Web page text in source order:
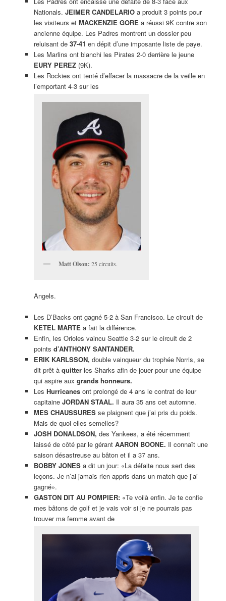
Nationals. JEIMER CANDELARIOa produit 3 points pour
les visiteurs et MACKENZIE GORE a réussi 9K contre son
ancienne équipe. Les Padres montrent un dossier peu
reluisant de 37-41 en dépit d’une imposante liste de paye.
Les Marlins ont blanchi les Pirates 2-0 derrière le jeune
EURY PEREZ(9K).
Les Rockies ont tenté d’effacer la massacre de la veille en
l’emportant 4-3 sur les
Matt Olson: 25 circuits.
Angels.
Les D’Backs ont gagné 5-2 à San Francisco. Le circuit de
KETEL MARTE a fait la différence.
Enfin, les Orioles vaincu Seattle 3-2 sur le circuit de 2
points d’ANTHONY SANTANDER.
ERIK KARLSSON, double vainqueur du trophée Norris, se
dit prêt à quitterles Sharks afin de jouer pour une équipe
qui aspire aux grands honneurs.
Les Hurricanesont prolongé de 4 ans le contrat de leur
capitaine JORDAN STAAL. Il aura 35 ans cet automne.
MES CHAUSSURES se plaignent que j’ai pris du poids.
Mais de quoi elles semelles?
JOSH DONALDSON, des Yankees, a été récemment
laissé de côté par le gérant AARON BOONE. Il connaît une
saison désastreuse au bâton et il a 37 ans.
BOBBY JONES a dit un jour: «La défaite nous sert des
leçons. Je n’ai jamais rien appris dans un match que j’ai
gagné».
GASTON DIT AU POMPIER: «Te voilà enfin. Je te confie
mes bâtons de golf et je vais voir si je ne pourrais pas
trouver ma femme avant de